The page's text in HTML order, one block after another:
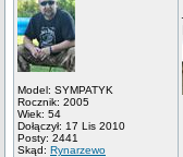
Model: SYMPATYK
Rocznik: 2005
Wiek: 54
Dołączył: 17 Lis 2010
Posty: 2441
Skąd: Rynarzewo